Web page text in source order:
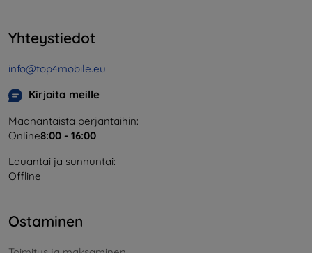
Yhteystiedot
info@top4mobile.eu
Kirjoita meille
Maanantaista perjantaihin:
Online8:00 - 16:00
Lauantai ja sunnuntai:
Offline
Ostaminen